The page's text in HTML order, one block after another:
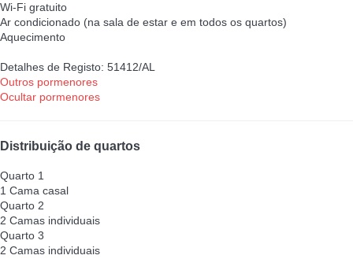
Wi-Fi gratuito
Ar condicionado (na sala de estar e em todos os quartos)
Aquecimento
Detalhes de Registo: 51412/AL
Outros pormenores
Ocultar pormenores
Distribuição de quartos
Quarto 1
1 Cama casal
Quarto 2
2 Camas individuais
Quarto 3
2 Camas individuais